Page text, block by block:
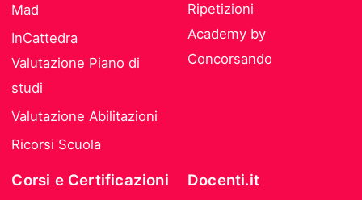
Mad
InCattedra
Valutazione Piano di
studi
Valutazione Abilitazioni
Ricorsi Scuola
Ripetizioni
Academy by
Concorsando
Corsi e Certificazioni Docenti.it